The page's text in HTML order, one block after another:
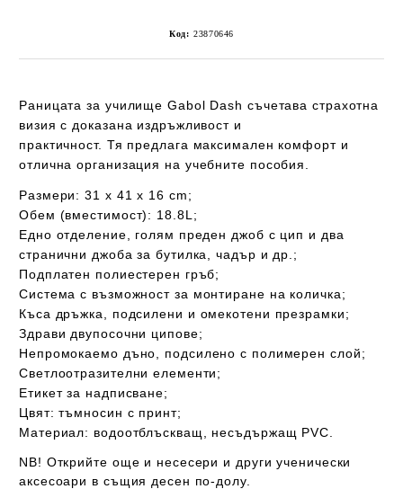
Код: 23870646
Раницата за училище Gabol Dash съчетава страхотна
визия с доказана издръжливост и
практичност. Тя предлага максимален комфорти
отлична организация на учебните пособия.
Размери: 31 х 41 х 16 cm;
Oбем (вместимост): 18.8L;
Едно отделение, голям преден джоб с цип и два
странични джоба за бутилка, чадър и др.;
Подплатен полиестерен гръб;
Система с възможност за монтиране на количка;
Къса дръжка, подсилени и омекотени презрамки;
Здрави двупосочни ципове;
Непромокаемо дъно , подсилено с полимерен слой;
Светлоотразителни елементи;
Етикет за надписване;
Цвят: тъмносин с принт;
Материал: водоотблъскващ , несъдържащ PVC.
NB! Открийте още и несесери и други ученически
аксесоари в същия десен по-долу.